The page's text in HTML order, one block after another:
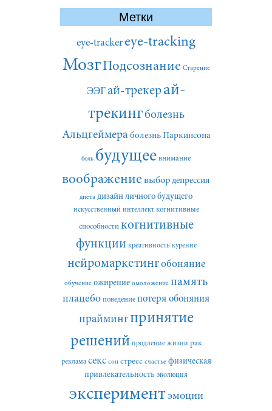
Метки
eye-tracker eye-tracking
МозгПодсознание Старение
ЭЭГай-трекерай-
трекингболезнь
Альцгеймера болезнь Паркинсона
боль будущее внимание
воображение выбор депрессия
диета дизайн личного будущего
искусственный интеллект когнитивные
способности когнитивные
функции креативность курение
нейромаркетингобоняние
обучение ожирение омоложение память
плацебо поведение потеря обоняния
праймингпринятие
решений продление жизни рак
реклама секс сон стресс счастье физическая
привлекательность эволюция
экспериментэмоции